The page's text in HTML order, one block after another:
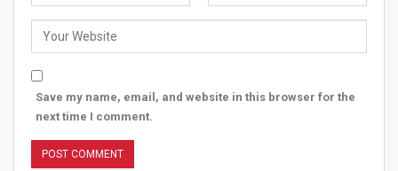
Save my name, email, and website in this browser for the
next time I comment.